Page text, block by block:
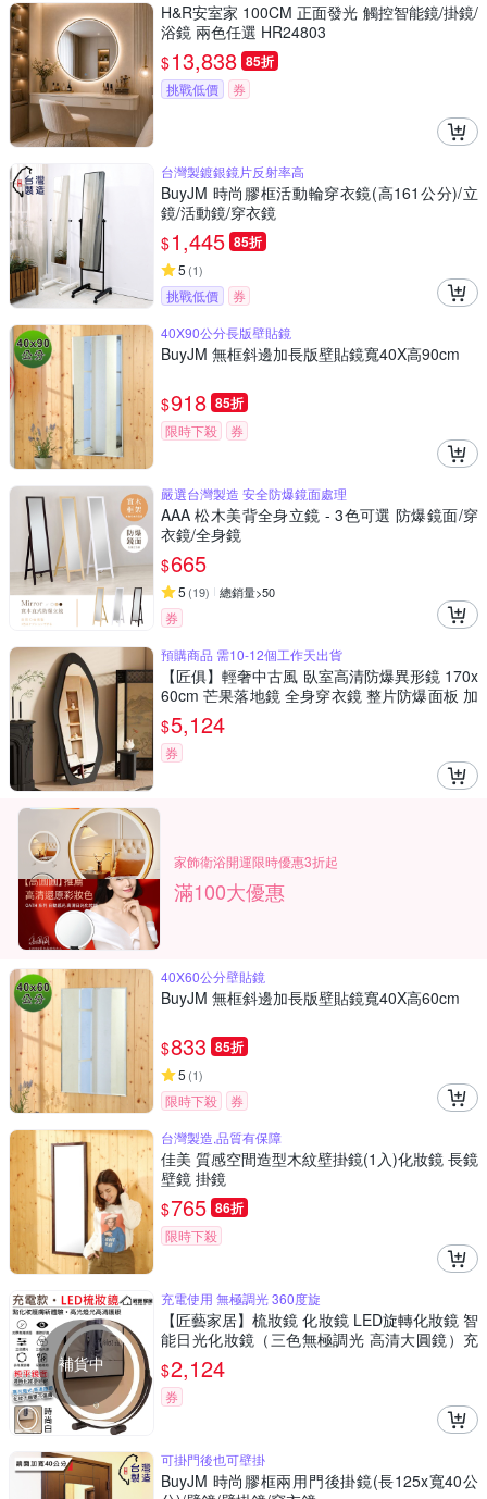
H&R安室家 100CM 正面發光 觸控智能鏡/掛鏡/
浴鏡 兩色任選 HR24803
$13,838 85折
挑戰低價 券
台灣製鍍銀鏡片反射率高
BuyJM 時尚膠框活動輪穿衣鏡(高161公分)/立
鏡/活動鏡/穿衣鏡
$1,445 85折
5 (1)
挑戰低價
券
40X90公分長版壁貼鏡
BuyJM 無框斜邊加長版壁貼鏡寬40X高90cm
$918 85折
限時下殺 券
嚴選台灣製造 安全防爆鏡面處理
AAA 松木美背全身立鏡 - 3色可選 防爆鏡面/穿
衣鏡/全身鏡
$665
5 (19) 總銷量>50
券
預購商品 需10-12個工作天出貨
【匠俱】輕奢中古風 臥室高清防爆異形鏡 170x
60cm 芒果落地鏡 全身穿衣鏡 整片防爆面板 加
厚底盤 穩固不搖晃
$5,124
券
家飾衛浴開運限時優惠3折起
滿100大優惠
40X60公分壁貼鏡
BuyJM 無框斜邊加長版壁貼鏡寬40X高60cm
$833 85折
5 (1)
限時下殺
券
台灣製造,品質有保障
佳美 質感空間造型木紋壁掛鏡(1入)化妝鏡 長鏡
壁鏡 掛鏡
$765 86折
限時下殺
補貨中
充電使用 無極調光 360度旋
【匠藝家居】梳妝鏡 化妝鏡 LED旋轉化妝鏡 智
能日光化妝鏡（三色無極調光 高清大圓鏡）充
電款 大號-金色
$2,124
券
可掛門後也可壁掛
BuyJM 時尚膠框兩用門後掛鏡(長125x寬40公